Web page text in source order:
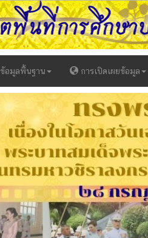
ข้อมูลพื้นฐาน การเปิดเผยข้อมูล